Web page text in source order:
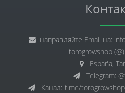
направляйте Email на:
torogrowshop
España,
Telegram:
Канал: t.me/torogrowshop